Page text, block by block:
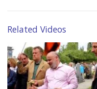
Related Videos